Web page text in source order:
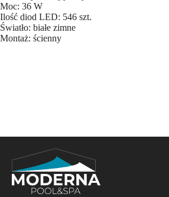
Moc: 36 W
Ilość diod LED: 546 szt.
Światło: białe zimne
Montaż: ścienny